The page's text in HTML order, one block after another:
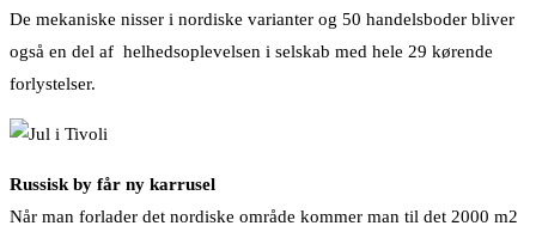
De mekaniske nisser i nordiske varianter og 50 handelsboder bliver
også en del af helhedsoplevelsen i selskab med hele 29 kørende
forlystelser.
Russisk by får ny karrusel
Når man forlader det nordiske område kommer man til det 2000 m2